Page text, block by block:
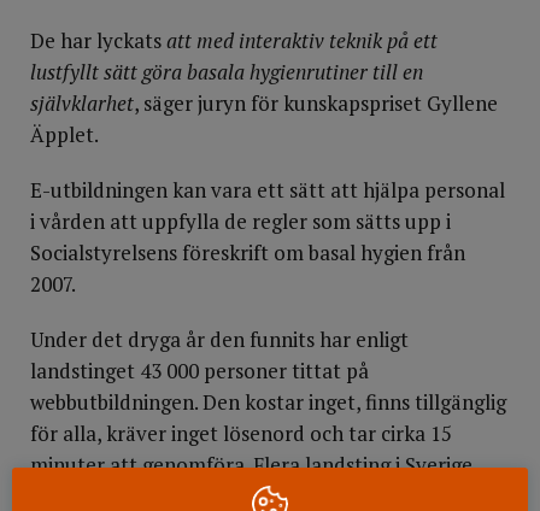
De har lyckatsatt med interaktiv teknik på ett
lustfyllt sätt göra basala hygienrutiner till en
självklarhet, säger juryn för kunskapspriset Gyllene
Äpplet.
E-utbildningen kan vara ett sätt att hjälpa personal
i vården att uppfylla de regler som sätts upp i
Socialstyrelsens föreskrift om basal hygien från
2007.
Under det dryga år den funnits har enligt
landstinget 43 000 personer tittat på
webbutbildningen. Den kostar inget, finns tillgänglig
för alla, kräver inget lösenord och tar cirka 15
minuter att genomföra. Flera landsting i Sverige
rekommenderar utbildningen för sin personal eller